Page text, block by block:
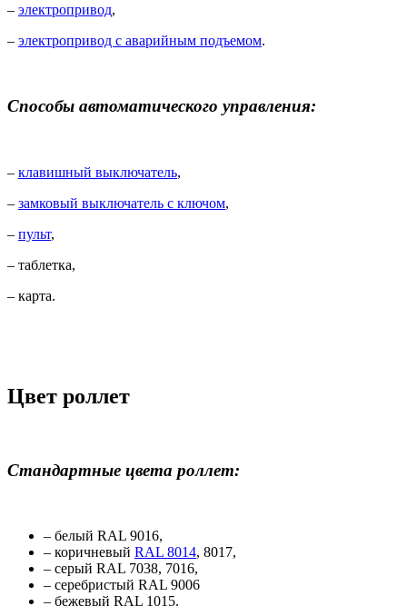
– электропривод,
– электропривод с аварийным подъемом.
Способы автоматического управления:
– клавишный выключатель,
– замковый выключатель с ключом,
– пульт,
– таблетка,
– карта.
Цвет роллет
Стандартные цвета роллет:
– белый RAL 9016,
– коричневый RAL 8014, 8017,
– серый RAL 7038, 7016,
– серебристый RAL 9006
– бежевый RAL 1015.